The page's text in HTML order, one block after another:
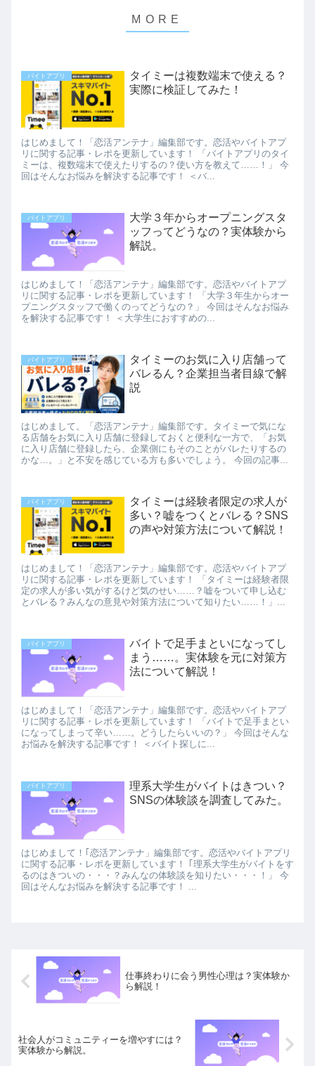
バイトアプリ
タイミーは複数端末で使える？
実際に検証してみた！
はじめまして！「恋活アンテナ」編集部です。恋活やバイトアプ
リに関する記事・レポを更新しています！ 「バイトアプリのタイ
ミーは、複数端末で使えたりするの？使い方を教えて……！」 今
回はそんなお悩みを解決する記事です！ ＜バ...
バイトアプリ
大学３年からオープニングスタ
ッフってどうなの？実体験から
解説。
はじめまして！「恋活アンテナ」編集部です。恋活やバイトアプ
リに関する記事・レポを更新しています！ 「大学３年生からオー
プニングスタッフで働くのってどうなの？」 今回はそんなお悩み
を解決する記事です！ ＜大学生におすすめの...
バイトアプリ
タイミーのお気に入り店舗って
バレるん？企業担当者目線で解
説
はじめまして。「恋活アンテナ」編集部です。タイミーで気にな
る店舗をお気に入り店舗に登録しておくと便利な一方で、「お気
に入り店舗に登録したら、企業側にもそのことがバレたりするの
かな…。」と不安を感じている方も多いでしょう。 今回の記事...
バイトアプリ
タイミーは経験者限定の求人が
多い？嘘をつくとバレる？SNS
の声や対策方法について解説！
はじめまして！「恋活アンテナ」編集部です。恋活やバイトアプ
リに関する記事・レポを更新しています！ 「タイミーは経験者限
定の求人が多い気がするけど気のせい……？嘘をついて申し込む
とバレる？みんなの意見や対策方法について知りたい……！」...
バイトアプリ
バイトで足手まといになってし
まう……。実体験を元に対策方
法について解説！
はじめまして！「恋活アンテナ」編集部です。恋活やバイトアプ
リに関する記事・レポを更新しています！ 「バイトで足手まとい
になってしまって辛い……。どうしたらいいの？」 今回はそんな
お悩みを解決する記事です！ ＜バイト探しに...
バイトアプリ
理系大学生がバイトはきつい？
SNSの体験談を調査してみた。
はじめまして！｢恋活アンテナ」編集部です。恋活やバイトアプリ
に関する記事・レポを更新しています！ ｢理系大学生がバイトをす
るのはきついの・・・？みんなの体験談を知りたい・・・！」 今
回はそんなお悩みを解決する記事です！ ...
仕事終わりに会う男性心理は？実体験か
ら解説！
社会人がコミュニティーを増やすには？
実体験から解説。